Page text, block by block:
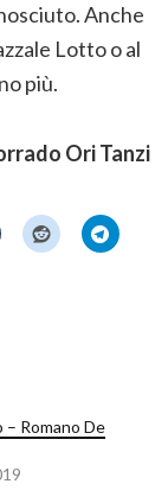
Anche
Lotto o al
più.
Ori Tanzi
– Romano De